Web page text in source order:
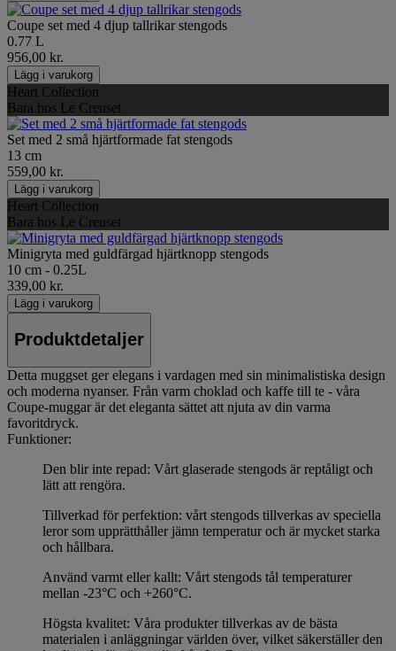
Coupe set med 4 djup tallrikar stengods
0.77 L
956,00 kr.
Lägg i varukorg
Heart Collection
Bara hos Le Creuset
Set med 2 små hjärtformade fat stengods
13 cm
559,00 kr.
Lägg i varukorg
Heart Collection
Bara hos Le Creuset
Minigryta med guldfärgad hjärtknopp stengods
10 cm - 0.25L
339,00 kr.
Lägg i varukorg
Produktdetaljer
Detta muggset ger elegans i vardagen med sin minimalistiska design
och moderna nyanser. Från varm choklad och kaffe till te - våra
Coupe-muggar är det eleganta sättet att njuta av din varma
favoritdryck.
Funktioner:
Den blir inte repad: Vårt glaserade stengods är reptåligt och
lätt att rengöra.
Tillverkad för perfektion: vårt stengods tillverkas av speciella
leror som upprätthåller jämn temperatur och är mycket starka
och hållbara.
Använd varmt eller kallt: Vårt stengods tål temperaturer
mellan -23°C och +260°C.
Högsta kvalitet: Våra produkter tillverkas av de bästa
materialen i anläggningar världen över, vilket säkerställer den